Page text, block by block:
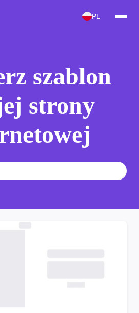
PL
szablon
strony